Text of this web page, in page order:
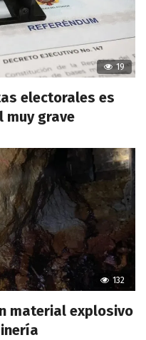
19
electorales es
muy grave
132
material explosivo